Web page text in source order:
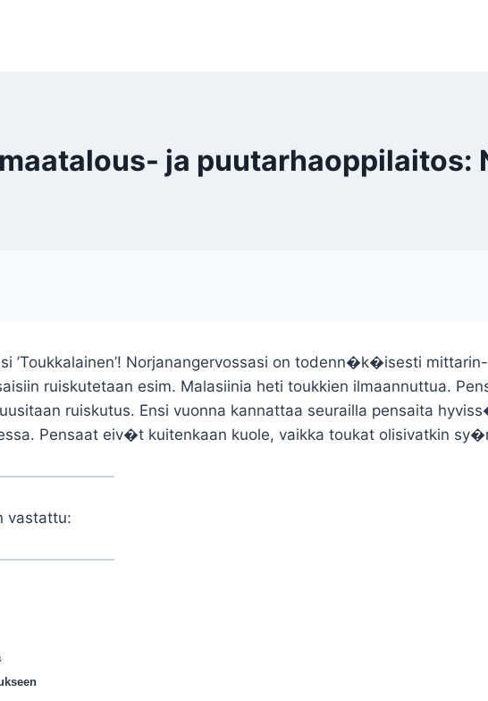
ja puutarhaoppilaitos:
’Toukkalainen’! Norjanangervossasi on todenn�k�isesti
ruiskutetaan esim. Malasiinia heti toukkien ilmaannuttua.
ruiskutus. Ensi vuonna kannattaa seurailla pensaita
Pensaat eiv�t kuitenkaan kuole, vaikka toukat olisivatkin
vastattu: